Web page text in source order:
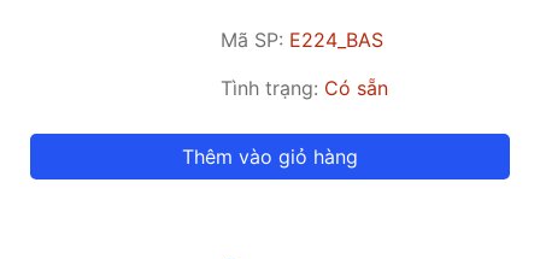
Mã SP: E224_BAS
Tình trạng: Có sẵn
Thêm vào giỏ hàng